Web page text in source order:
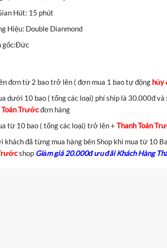
Hút: 15 phút
Hiệu: Double Dianmond
gốc:Đức
đơn từ 2 bao trở lên ( đơn mua 1 bao tự động hủy
dưới 10 bao ( tổng các loại) phí ship là 30.000đ
Toán Trướcđơn hàng
từ 10 bao ( tổng các loại) trở lên + Thanh Toán
khách đã từng mua hàng bên Shop khi mua từ 10
shop Giảm giá 20.000đ ưu đãi Khách Hàng